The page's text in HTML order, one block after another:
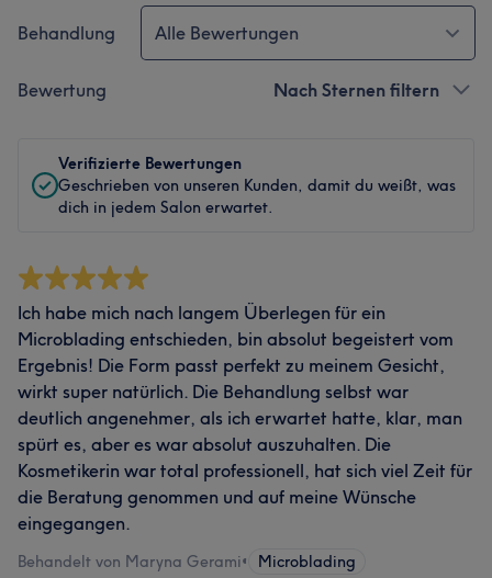
Behandlung Alle Bewertungen
Bewertung Nach Sternen filtern
Verifizierte Bewertungen
Geschrieben von unseren Kunden, damit du weißt, was
dich in jedem Salon erwartet.
Ich habe mich nach langem Überlegen für ein
Microblading entschieden, bin absolut begeistert vom
Ergebnis! Die Form passt perfekt zu meinem Gesicht,
wirkt super natürlich. Die Behandlung selbst war
deutlich angenehmer, als ich erwartet hatte, klar, man
spürt es, aber es war absolut auszuhalten. Die
Kosmetikerin war total professionell, hat sich viel Zeit für
die Beratung genommen und auf meine Wünsche
eingegangen.
Behandelt von Maryna Gerami• Microblading